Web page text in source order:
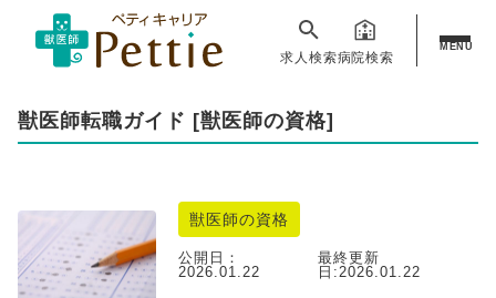
求人検索病院検索
MENU
獣医師転職ガイド [獣医師の資格]
獣医師の資格
公開日：
2026.01.22
最終更新
日:2026.01.22